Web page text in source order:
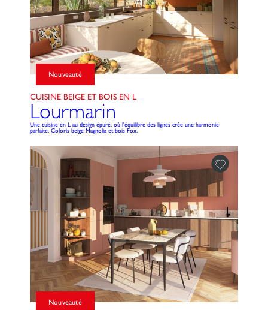
CUISINE BEIGE ET BOIS EN L
Nouveauté
Lourmarin
Une cuisine en L au design épuré, où l'équilibre des lignes crée une harmonie
parfaite. Coloris beige Magnolia et bois Fox.
Nouveauté